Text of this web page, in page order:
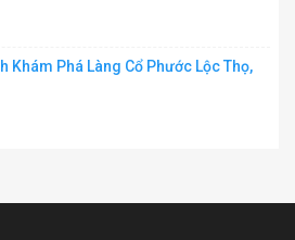
Khám Phá Làng Cổ Phước Lộc Thọ,